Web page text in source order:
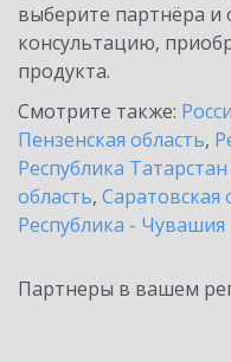
выберите партнёра и
консультацию,
продукта.
Смотрите также:
Пензенская область,
Республика
область, Саратовская
Республика - Чувашия
Партнеры в вашем